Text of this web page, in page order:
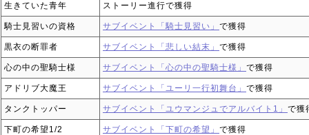
生きていた青年 ストーリー進行で獲得
騎士見習いの資格 サブイベント「騎士見習い」 で獲得
黒衣の断罪者 サブイベント「悲しい結末」 で獲得
心の中の聖騎士様 サブイベント「心の中の聖騎士様」 で獲得
アドリブ大魔王 サブイベント「ユーリ一行初舞台」 で獲得
タンクトッパー サブイベント「ユウマンジュでアルバイト1」 で獲
下町の希望1/2 サブイベント「下町の希望」 で獲得